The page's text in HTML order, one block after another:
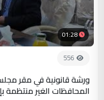
01:28
556
ورشة قانونية في مقر
المحافظات الغير منتظمة